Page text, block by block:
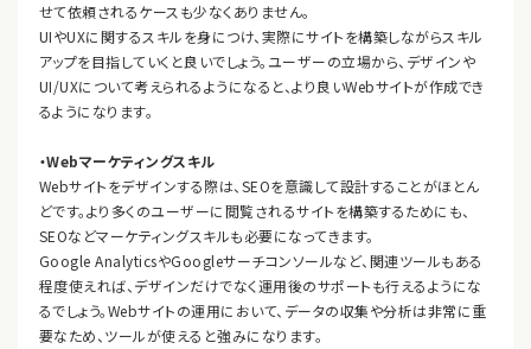
せて依頼されるケースも少なくありません。
UIやUXに関するスキルを身につけ、実際にサイトを構築しながらスキル
アップを目指していくと良いでしょう。ユーザーの立場から、デザインや
UI/UXについて考えられるようになると、より良いWebサイトが作成でき
るようになります。
・Webマーケティングスキル
Webサイトをデザインする際は、SEOを意識して設計することがほとん
どです。より多くのユーザーに閲覧されるサイトを構築するためにも、
SEOなどマーケティングスキルも必要になってきます。
Google AnalyticsやGoogleサーチコンソールなど、関連ツールもある
程度使えれば、デザインだけでなく運用後のサポートも行えるようにな
るでしょう。Webサイトの運用において、データの収集や分析は非常に重
要なため、ツールが使えると強みになります。